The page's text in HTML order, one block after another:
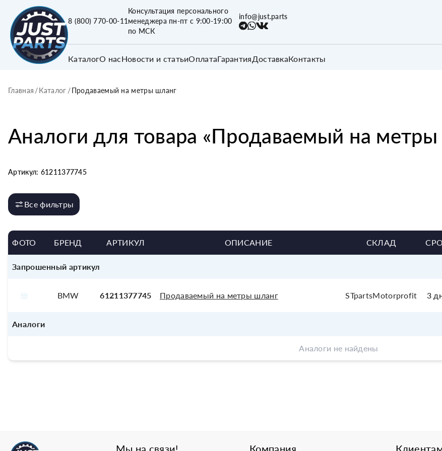
8 (800) 770-00-11
Консультация персонального
менеджера пн-пт с 9:00-19:00
по МСК
info@just.parts
КаталогО насНовости и статьиОплатаГарантия ДоставкаКонтакты
Главная /Каталог /Продаваемый на метры шланг
Аналоги для товара «Продаваемый на
Артикул: 61211377745
Все фильтры
ФОТО БРЕНД АРТИКУЛ ОПИСАНИЕ СКЛАД
Запрошенный артикул
BMW 61211377745 Продаваемый на метры шланг STpartsMotorprofit 3
Аналоги
Аналоги не найдены
Мы на связи! Компания